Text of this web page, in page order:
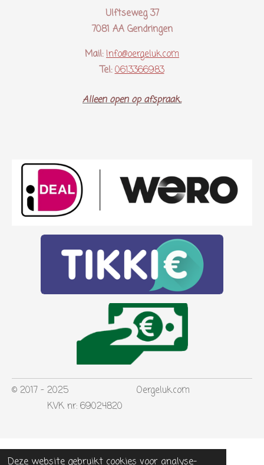
Ulftseweg 37
7081 AA Gendringen
Mail: Info@oergeluk.com
Tel: 0613366983
Alleen open op afspraak..
© 2017 - 2025 Oergeluk.com
KVK nr: 69024820